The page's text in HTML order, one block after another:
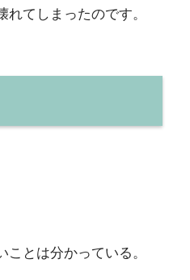
てしまったのです。
とは分かっている。